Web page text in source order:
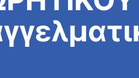
ΕΡΓΟΥ